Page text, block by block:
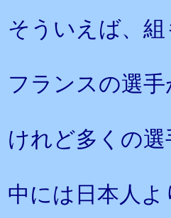
そういえば、
フランスの選
けれど多くの
中には日本人